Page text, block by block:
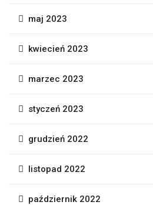
maj 2023
kwiecień 2023
marzec 2023
styczeń 2023
grudzień 2022
listopad 2022
październik 2022